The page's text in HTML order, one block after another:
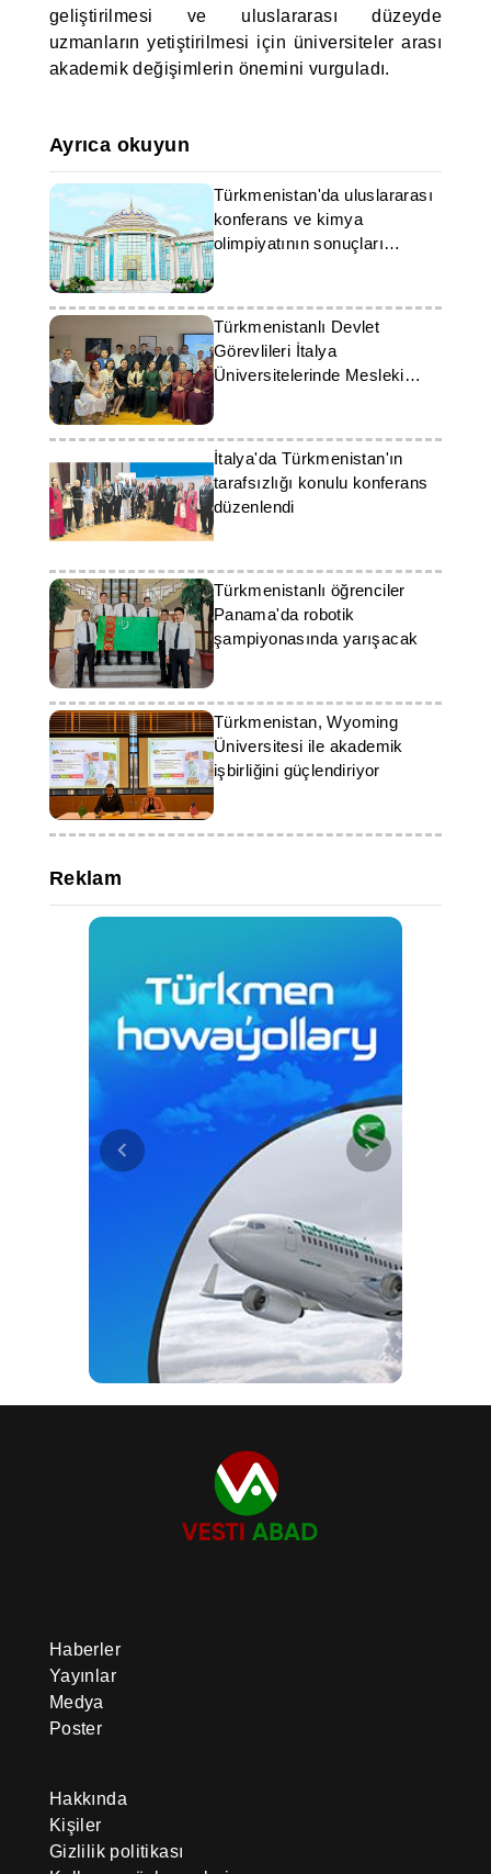
geliştirilmesi ve uluslararası düzeyde
uzmanların yetiştirilmesi için üniversiteler arası
akademik değişimlerin önemini vurguladı.
Ayrıca okuyun
Türkmenistan'da uluslararası
konferans ve kimya
olimpiyatının sonuçları
açıklandı
Türkmenistanlı Devlet
Görevlileri İtalya
Üniversitelerinde Mesleki
Yeterliliklerini Artırdı
İtalya'da Türkmenistan'ın
tarafsızlığı konulu konferans
düzenlendi
Türkmenistanlı öğrenciler
Panama'da robotik
şampiyonasında yarışacak
Türkmenistan, Wyoming
Üniversitesi ile akademik
işbirliğini güçlendiriyor
Reklam
Haberler
Yayınlar
Medya
Poster
Hakkında
Kişiler
Gizlilik politikası